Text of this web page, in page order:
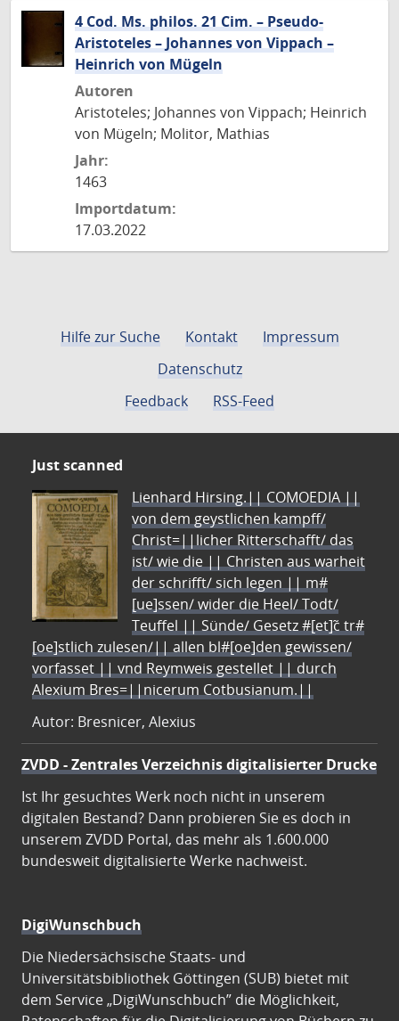
4 Cod. Ms. philos. 21 Cim. – Pseudo-
Aristoteles – Johannes von Vippach –
Heinrich von Mügeln
Autoren
Aristoteles; Johannes von Vippach; Heinrich
von Mügeln; Molitor, Mathias
Jahr:
1463
Importdatum:
17.03.2022
Hilfe zur Suche Kontakt
Impressum
Datenschutz
Feedback
RSS-Feed
Just scanned
Lienhard Hirsing.|| COMOEDIA ||
von dem geystlichen kampff/
Christ=||licher Ritterschafft/ das
ist/ wie die || Christen aus warheit
der schrifft/ sich legen || m#
[ue]ssen/ wider die Heel/ Todt/
Teuffel || Sünde/ Gesetz #[et]c̃ tr#
[oe]stlich zulesen/|| allen bl#[oe]den gewissen/
vorfasset || vnd Reymweis gestellet || durch
Alexium Bres=||nicerum Cotbusianum.||
Autor: Bresnicer, Alexius
ZVDD - Zentrales Verzeichnis digitalisierter Drucke
Ist Ihr gesuchtes Werk noch nicht in unserem
digitalen Bestand? Dann probieren Sie es doch in
unserem ZVDD Portal, das mehr als 1.600.000
bundesweit digitalisierte Werke nachweist.
DigiWunschbuch
Die Niedersächsische Staats- und
Universitätsbibliothek Göttingen (SUB) bietet mit
dem Service „DigiWunschbuch” die Möglichkeit,